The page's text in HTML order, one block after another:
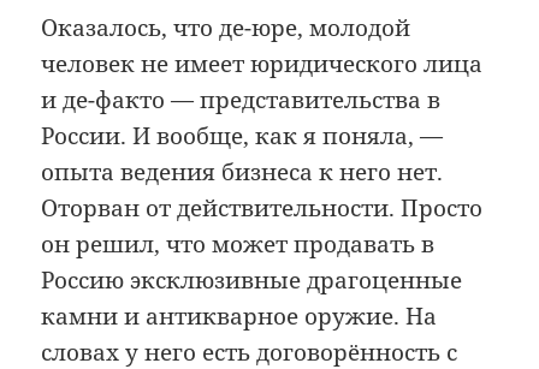
Оказалось, что де-юре, молодой
человек не имеет юридического лица
и де-факто — представительства в
России. И вообще, как я поняла, —
опыта ведения бизнеса к него нет.
Оторван от действительности. Просто
он решил, что может продавать в
Россию эксклюзивные драгоценные
камни и антикварное оружие. На
словах у него есть договорённость с